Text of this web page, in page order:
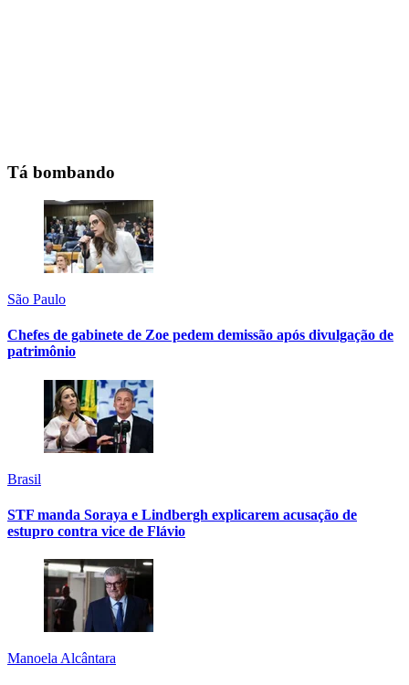
Tá bombando
São Paulo
Chefes de gabinete de Zoe pedem demissão após divulgação de
patrimônio
Brasil
STF manda Soraya e Lindbergh explicarem acusação de
estupro contra vice de Flávio
Manoela Alcântara